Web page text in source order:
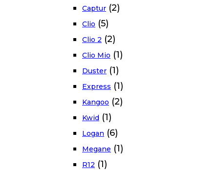
Captur (2)
Clio (5)
Clio 2 (2)
Clio Mio (1)
Duster (1)
Express (1)
Kangoo (2)
Kwid (1)
Logan (6)
Megane (1)
R12 (1)